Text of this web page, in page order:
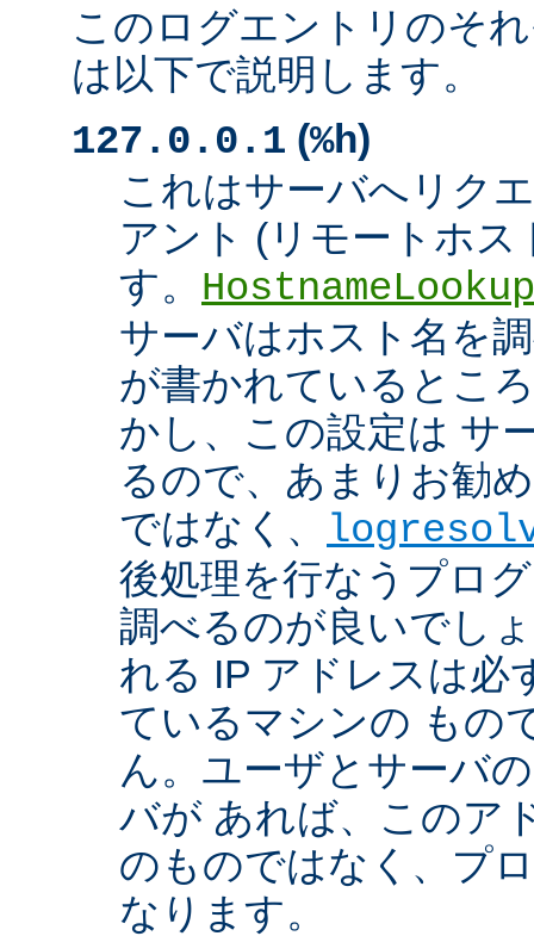
このログエントリのそ
は以下で説明します。
127.0.0.1 (%h)
これはサーバへリク
アント (リモートホ
す。
サーバはホスト名を
が書かれているとこ
かし、この設定は サ
るので、あまりお勧
ではなく、
後処理を行なうプロ
調べるのが良いでし
れる IP アドレスは必
ているマシンの もの
ん。ユーザとサーバ
バが あれば、このア
のものではなく、プ
なります。